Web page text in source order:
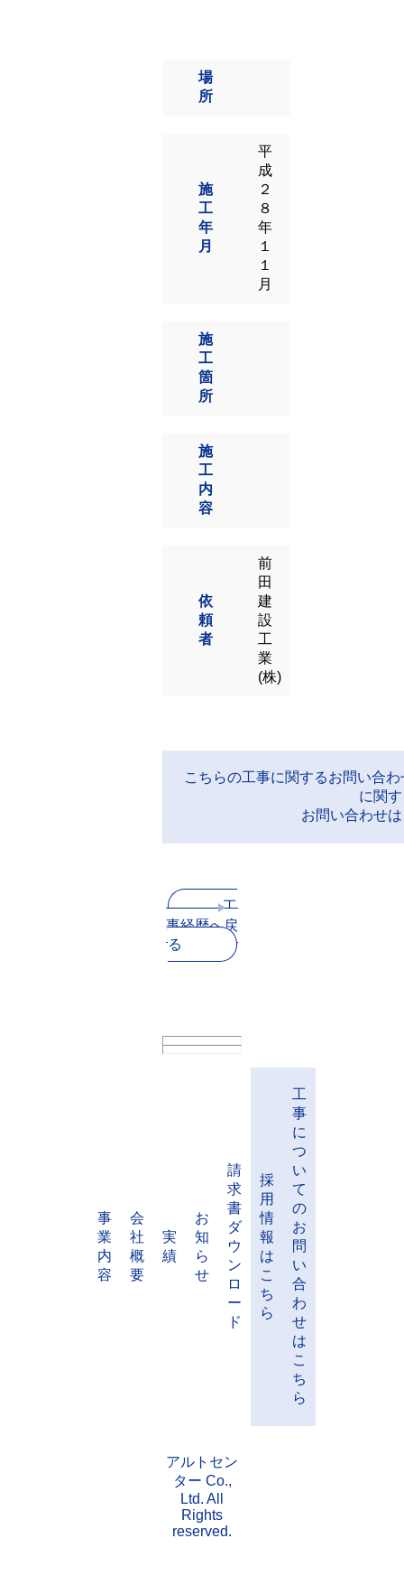
場
所
施
工
年
月
平
成
２
８
年
１
１
月
施
工
箇
所
施
工
内
容
依
頼
者
前
田
建
設
工
業
(株)
こちらの工事に関するお問い合
に関
お問い合わせ
工
事経歴へ戻
る
事
業
内
容
会
社
概
要
実
績
お
知
ら
せ
請
求
書
ダ
ウ
ン
ロ
ー
ド
採
用
情
報
は
こ
ち
ら
工
事
に
つ
い
て
の
お
問
い
合
わ
せ
は
こ
ち
ら
アルトセン
ター Co.,
Ltd. All
Rights
reserved.